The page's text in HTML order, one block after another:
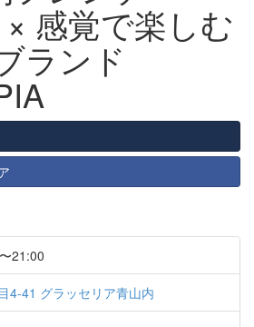
感覚で楽しむ
ランド
21:00
4-41 グラッセリア青山内